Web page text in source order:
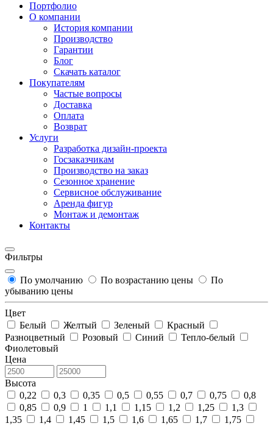
Портфолио
О компании
История компании
Производство
Гарантии
Блог
Скачать каталог
Покупателям
Частые вопросы
Доставка
Оплата
Возврат
Услуги
Разработка дизайн-проекта
Госзаказчикам
Производство на заказ
Сезонное хранение
Сервисное обслуживание
Аренда фигур
Монтаж и демонтаж
Контакты
Фильтры
По умолчанию По возрастанию цены
По
убыванию цены
Цвет
Белый
Желтый Зеленый
Красный
Разноцветный
Розовый Синий
Тепло-белый
Фиолетовый
Цена
Высота
0,22
0,3 0,35 0,5 0,55 0,7 0,75
0,8
0,85
0,9 1 1,1 1,15 1,2 1,25
1,3
1,35
1,4 1,45 1,5 1,6 1,65 1,7
1,75